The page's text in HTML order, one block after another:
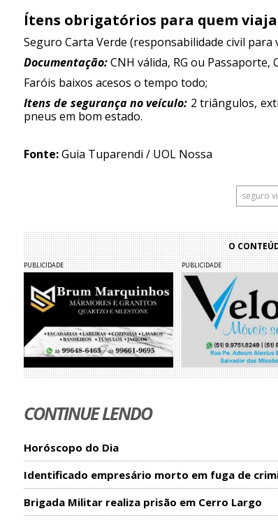
Ítens obrigatórios para quem
Seguro Carta Verde (responsabilidade civil para
Documentação: CNH válida, RG ou
Faróis baixos acesos o tempo todo;
Itens de segurança no veículo: 2 triângulos,
pneus em bom estado.
Fonte:Guia Tuparendi / UOL Nossa
seguro
O
PUBLICIDADE PUBLICIDADE
CONTINUE LENDO
Horóscopo do Dia
Identificado empresário morto em fuga de
Brigada Militar realiza prisão em Cerro Largo